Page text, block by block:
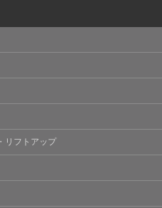
護法その他の法令により認
同意なしに、取得情報を
停止について】
出により個人情報に関する
用停止その他お問い合わせ
ます。
】
ネット閲覧を行う際、又は
リフトアップ